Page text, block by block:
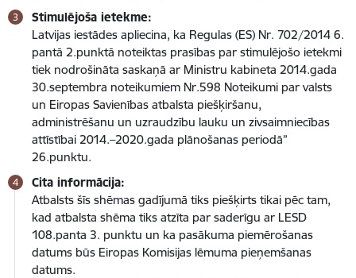
Stimulējoša ietekme:
Latvijas iestādes apliecina, ka Regulas (ES) Nr. 702/2014 6.
pantā 2.punktā noteiktas prasības par stimulējošo ietekmi
tiek nodrošināta saskaņā ar Ministru kabineta 2014.gada
30.septembra noteikumiem Nr.598 Noteikumi par valsts
un Eiropas Savienības atbalsta piešķiršanu,
administrēšanu un uzraudzību lauku un zivsaimniecības
attīstībai 2014.–2020.gada plānošanas periodā”
26.punktu.
Cita informācija:
Atbalsts šīs shēmas gadījumā tiks piešķirts tikai pēc tam,
kad atbalsta shēma tiks atzīta par saderīgu ar LESD
108.panta 3. punktu un ka pasākuma piemērošanas
datums būs Eiropas Komisijas lēmuma pieņemšanas
datums.